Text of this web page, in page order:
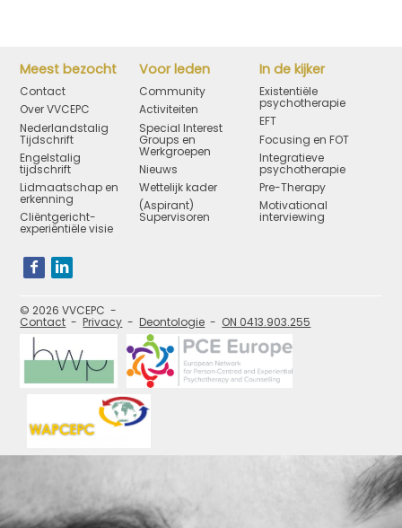
Meest bezocht
Contact
Over VVCEPC
Nederlandstalig
Tijdschrift
Engelstalig
tijdschrift
Lidmaatschap en
erkenning
Cliëntgericht-
experiëntiële visie
Voor leden
Community
Activiteiten
Special Interest
Groups en
Werkgroepen
Nieuws
Wettelijk kader
(Aspirant)
Supervisoren
In de kijker
Existentiële
psychotherapie
EFT
Focusing en FOT
Integratieve
psychotherapie
Pre-Therapy
Motivational
interviewing
Bezoek
onze
pagina's:
© 2026 VVCEPC
Contact Privacy Deontologie ON 0413.903.255